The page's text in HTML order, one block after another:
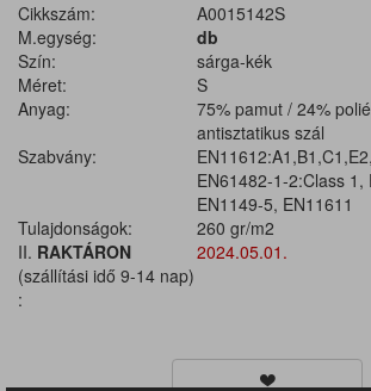
Cikkszám:
A0015142S
M.egység:
db
Szín:
sárga-kék
Méret:
S
Anyag:
75% pamut / 24%
antisztatikus szál
Szabvány:
EN61482-1-2:Class 1,
EN1149-5, EN11611
Tulajdonságok:
260 gr/m2
II. RAKTÁRON
(szállítási idő 9-14 nap)
:
2024.05.01.